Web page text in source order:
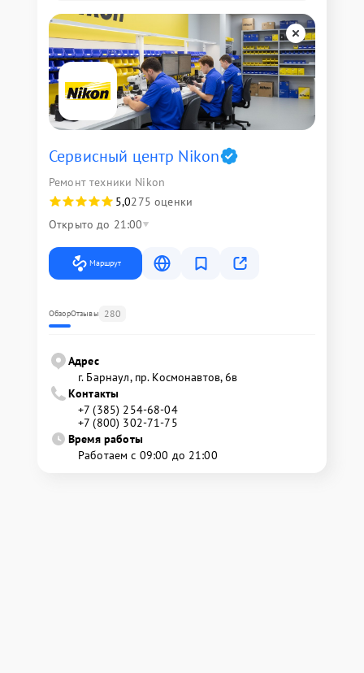
Сервисный центр Nikon
Ремонт техники Nikon
5,0275 оценки
Открыто до 21:00
Маршрут
ОбзорОтзывы 280
Адрес
г. Барнаул, ​пр. Космонавтов, 6в
Контакты
+7 (385) 254-68-04
+7 (800) 302-71-75
Время работы
Работаем с 09:00 до 21:00